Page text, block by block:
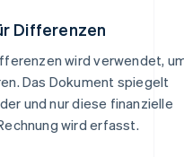
Differenzen
wird verwendet,
Das Dokument spiegelt
und nur diese finanzielle
wird erfasst.